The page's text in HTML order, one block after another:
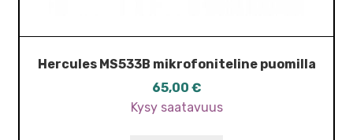
Hercules MS533B mikrofoniteline puomilla
65,00 €
Kysy saatavuus